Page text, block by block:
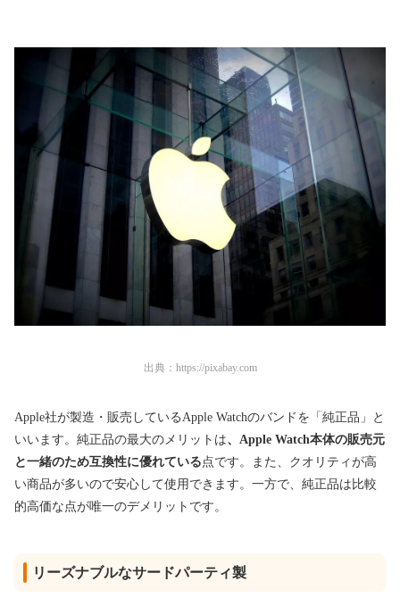
出典： https://pixabay.com
Apple社が製造・販売しているApple Watchのバンドを「純正品」と
いいます。純正品の最大のメリットは、Apple Watch本体の販売元
と一緒のため互換性に優れている 点です。また、クオリティが高
い商品が多いので安心して使用できます。一方で、純正品は比較
的高価な点が唯一のデメリットです。
リーズナブルなサードパーティ製